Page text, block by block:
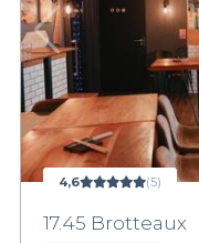
4,6 (5)
17.45 Brotteaux